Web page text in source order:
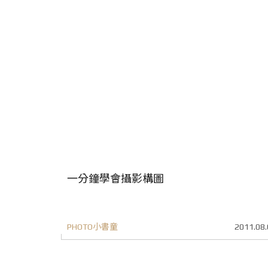
一分鐘學會攝影構圖
PHOTO小書童